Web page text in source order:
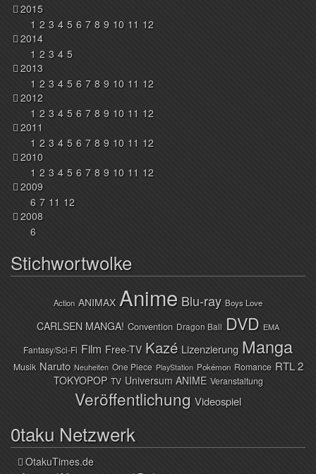
2015
1 2 3 4 5 6 7 8 9 10 11 12
2014
1 2 3 4 5
2013
1 2 3 4 5 6 7 8 9 10 11 12
2012
1 2 3 4 5 6 7 8 9 10 11 12
2011
1 2 3 4 5 6 7 8 9 10 11 12
2010
1 2 3 4 5 6 7 8 9 10 11 12
2009
6 7 11 12
2008
6
Stichwortwolke
Action ANIMAX Anime Blu-ray Boys Love
CARLSEN MANGA! Convention Dragon Ball DVD EMA
Fantasy/Sci-Fi Film Free-TV Kazé Lizenzierung Manga
Musik Naruto Neuheiten One Piece PlayStation Pokémon Romance RTL 2
TOKYOPOP TV Universum ANIME Veranstaltung
Veröffentlichung Videospiel
0taku Netzwerk
OtakuTimes.de